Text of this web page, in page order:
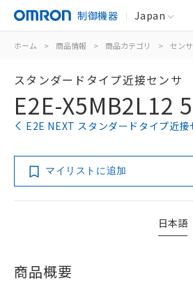
制御機器 Japan
ホーム > 商品情報 > 商品カテゴリ > センサ
スタンダードタイプ近接センサ
E2E-X5MB2L12
E2E NEXT スタンダードタイプ近接
マイリストに追加
日本語
商品概要